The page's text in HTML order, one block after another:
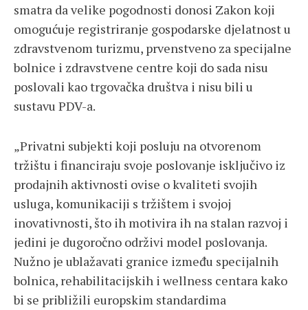
smatra da velike pogodnosti donosi Zakon koji
omogućuje registriranje gospodarske djelatnost u
zdravstvenom turizmu, prvenstveno za specijalne
bolnice i zdravstvene centre koji do sada nisu
poslovali kao trgovačka društva i nisu bili u
sustavu PDV-a.
„Privatni subjekti koji posluju na otvorenom
tržištu i financiraju svoje poslovanje isključivo iz
prodajnih aktivnosti ovise o kvaliteti svojih
usluga, komunikaciji s tržištem i svojoj
inovativnosti, što ih motivira ih na stalan razvoj i
jedini je dugoročno održivi model poslovanja.
Nužno je ublažavati granice između specijalnih
bolnica, rehabilitacijskih i wellness centara kako
bi se približili europskim standardima